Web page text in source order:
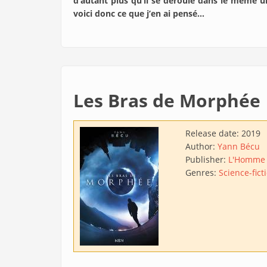
voici donc ce que j’en ai pensé…
Les Bras de Morphée
Release date: 2019
Author: Yann Bécu
Publisher:
Genres: Science-